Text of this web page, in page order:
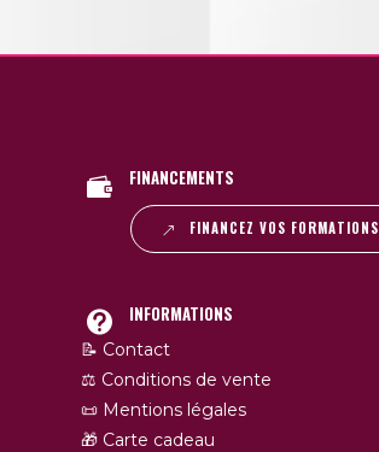
FINANCEMENTS
FINANCEZ VOS FORMATIONS
INFORMATIONS
📝 Contact
⚖️ Conditions de vente
📜 Mentions légales
🎁 Carte cadeau